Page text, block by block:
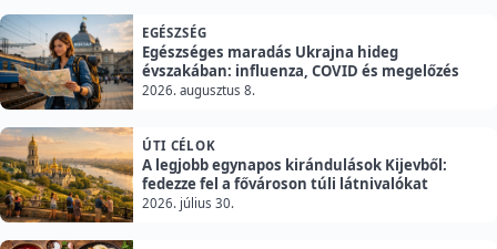
EGÉSZSÉG
Egészséges maradás Ukrajna hideg
évszakában: influenza, COVID és megelőzés
2026. augusztus 8.
ÚTI CÉLOK
A legjobb egynapos kirándulások Kijevből:
fedezze fel a fővároson túli látnivalókat
2026. július 30.